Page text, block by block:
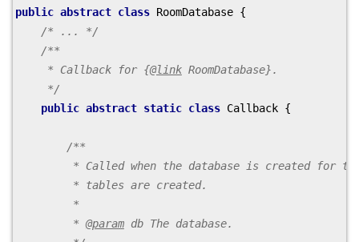
public abstract class RoomDatabase {
/* ... */
/**
     * Callback for {
@link RoomDatabase}.
     */
public abstract static class Callback {
/**
* Called when the database is created for
         * tables are created.
         *
         *
@param db The database.